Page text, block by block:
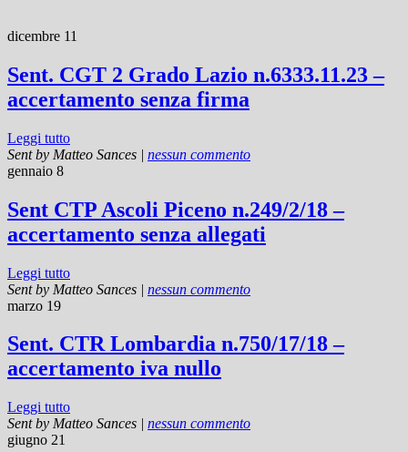
dicembre 11
Sent. CGT 2 Grado Lazio n.6333.11.23 –
accertamento senza firma
Leggi tutto
Sent by Matteo Sances | nessun commento
gennaio 8
Sent CTP Ascoli Piceno n.249/2/18 –
accertamento senza allegati
Leggi tutto
Sent by Matteo Sances | nessun commento
marzo 19
Sent. CTR Lombardia n.750/17/18 –
accertamento iva nullo
Leggi tutto
Sent by Matteo Sances | nessun commento
giugno 21